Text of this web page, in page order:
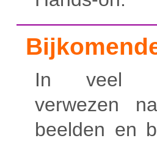
In veel
verwezen
beelden en